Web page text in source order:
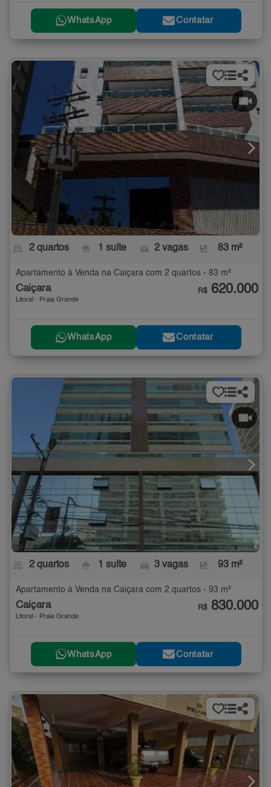
WhatsApp Contatar
2 quartos 1 suíte 2 vagas 83 m²
Apartamento à Venda na Caiçara com 2 quartos - 83 m²
Caiçara
Litoral - Praia Grande
R$ 620.000
WhatsApp Contatar
2 quartos 1 suíte 3 vagas 93 m²
Apartamento à Venda na Caiçara com 2 quartos - 93 m²
Caiçara
Litoral - Praia Grande
R$ 830.000
WhatsApp Contatar